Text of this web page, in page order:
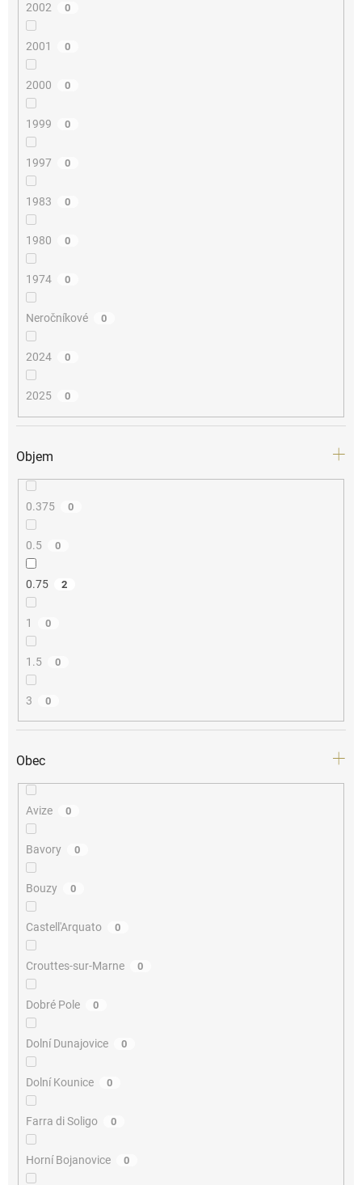
2002 0
2001 0
2000 0
1999 0
1997 0
1983 0
1980 0
1974 0
Neročníkové 0
2024 0
2025 0
Objem
0.375 0
0.5 0
0.75 2
1 0
1.5 0
3 0
Obec
Avize 0
Bavory 0
Bouzy 0
Castell'Arquato 0
Crouttes-sur-Marne 0
Dobré Pole 0
Dolní Dunajovice 0
Dolní Kounice 0
Farra di Soligo 0
Horní Bojanovice 0